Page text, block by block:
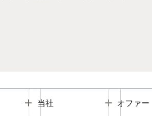
Toggle
当社 Toggle
オファー